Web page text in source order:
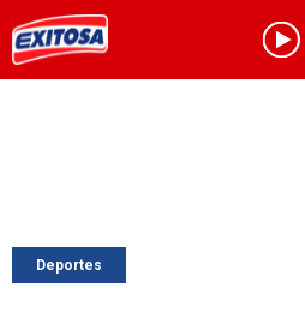
Deportes